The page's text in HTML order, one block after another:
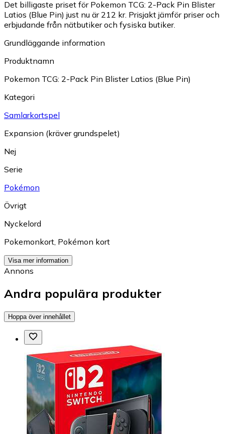
Det billigaste priset för Pokemon TCG: 2-Pack Pin Blister
Latios (Blue Pin) just nu är 212 kr. Prisjakt jämför priser och
erbjudande från nätbutiker och fysiska butiker.
Grundläggande information
Produktnamn
Pokemon TCG: 2-Pack Pin Blister Latios (Blue Pin)
Kategori
Samlarkortspel
Expansion (kräver grundspelet)
Nej
Serie
Pokémon
Övrigt
Nyckelord
Pokemonkort, Pokémon kort
Visa mer information
Annons
Andra populära produkter
Hoppa över innehållet